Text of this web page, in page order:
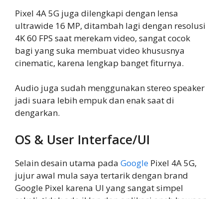
Pixel 4A 5G juga dilengkapi dengan lensa
ultrawide 16 MP, ditambah lagi dengan resolusi
4K 60 FPS saat merekam video, sangat cocok
bagi yang suka membuat video khususnya
cinematic, karena lengkap banget fiturnya.
Audio juga sudah menggunakan stereo speaker
jadi suara lebih empuk dan enak saat di
dengarkan.
OS & User Interface/UI
Selain desain utama pada Google Pixel 4A 5G,
jujur awal mula saya tertarik dengan brand
Google Pixel karena UI yang sangat simpel